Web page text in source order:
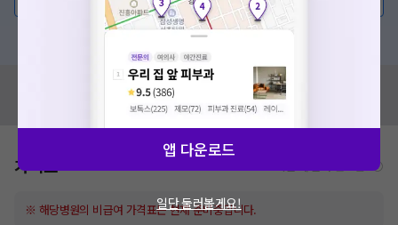
혹은, 의료상담 서비스에 다양한 게시글 보러가기
혹시 잘못된 병원정보가 있나요?
모두닥 팀에 알려주세요!
가격표
※ 해당병원의 비급여 가격표는 현재 준비중입니다.
앱 다운로드
일단 둘러볼게요!